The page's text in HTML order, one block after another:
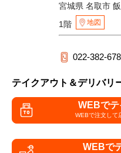
宮城県 名取市
1階
地図
022-382-
テイクアウト＆デリバリ
WEBで
WEBで注文して
WEBで